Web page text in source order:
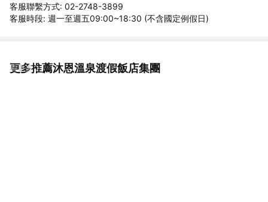
客服聯繫方式: 02-2748-3899
客服時段: 週一至週五09:00~18:30 (不含國定例假日)
更多推薦沐恩溫泉渡假飯店集團
看更多